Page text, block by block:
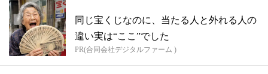
同じ宝くじなのに、当たる人と外れる人の
違い実は“ここ”でした
PR(合同会社デジタルファーム )